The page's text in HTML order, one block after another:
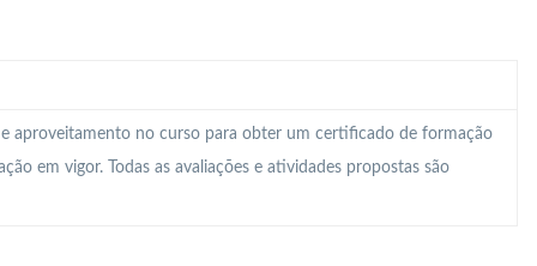
aproveitamento no curso para obter um certificado de formação
em vigor. Todas as avaliações e atividades propostas são